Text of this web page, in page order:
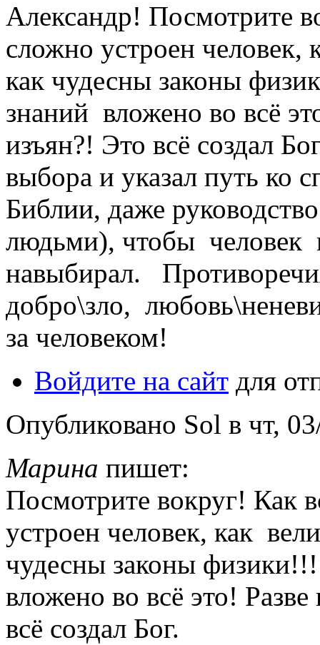
Александр! Посмотрите
сложно устроен человек,
как чудесны законы
знаний вложено во всё
изъян?! Это всё создал
выбора и указал путь ко
Библии, даже
людьми), чтобы человек
навыбирал.
добро\зло,
за человеком!
Войдите на сайт для
Опубликовано Sol в чт,
Марина пишет:
Посмотрите вокруг! Как
устроен человек, как
чудесны законы
вложено во всё это!
всё создал Бог.